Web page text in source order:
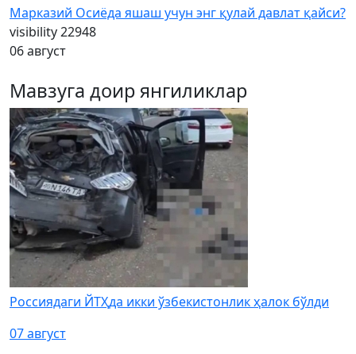
Марказий Осиёда яшаш учун энг қулай давлат қайси?
visibility22948
06 август
Мавзуга доир янгиликлар
Россиядаги ЙТҲда икки ўзбекистонлик ҳалок бўлди
07 август